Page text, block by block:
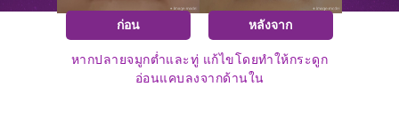
ก่อน หลังจาก
หากปลายจมูกต่ำและทู่ แก้ไขโดยทำให้กระดูก
อ่อนแคบลงจากด้านใน